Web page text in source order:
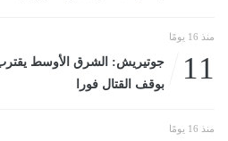
منذ 16 يومًا
11
جوتيريش: الشرق الأوسط
بوقف القتال فورا
منذ 16 يومًا